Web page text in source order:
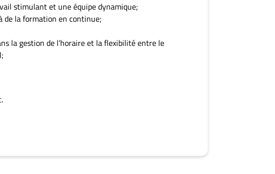
stimulant et une équipe dynamique;
de la formation en continue;
la gestion de l’horaire et la flexibilité entre le